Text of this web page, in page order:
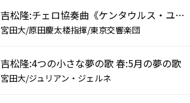
吉松隆:チェロ協奏曲《ケンタウルス・ユニット》Op.91 III. Allegro Molto
宮田大/原田慶太楼指揮/東京交響楽団
吉松隆:4つの小さな夢の歌 春:5月の夢の歌
宮田大/ジュリアン・ジェルネ